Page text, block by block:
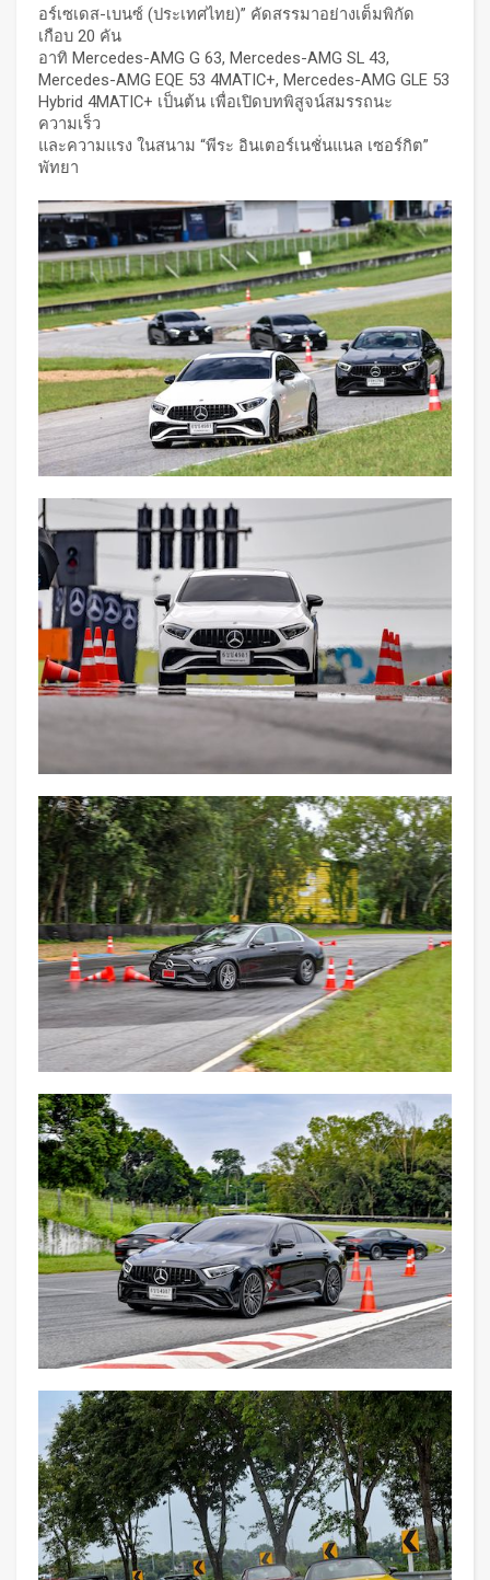
อร์เซเดส-เบนซ์ (ประเทศไทย)” คัดสรรมาอย่างเต็มพิกัด
เกือบ 20 คัน
อาทิ Mercedes-AMG G 63, Mercedes-AMG SL 43,
Mercedes-AMG EQE 53 4MATIC+, Mercedes-AMG GLE 53
Hybrid 4MATIC+ เป็นต้น เพื่อเปิดบทพิสูจน์สมรรถนะ
ความเร็ว
และความแรง ในสนาม “พีระ อินเตอร์เนชั่นแนล เซอร์กิต”
พัทยา